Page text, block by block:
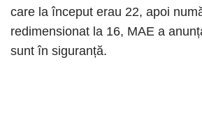
care la început erau 22, apoi
redimensionat la 16, MAE a
sunt în siguranță.